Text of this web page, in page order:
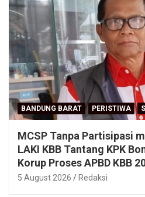
BANDUNG BARAT PERISTIWA
MCSP Tanpa Partisipasi
LAKI KBB Tantang KPK
Korup Proses APBD KBB
5 August 2026 Redaksi